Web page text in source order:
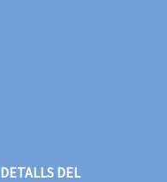
DETALLS DEL